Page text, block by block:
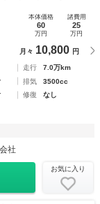
ラー！
本体価格
60
万円
諸費用
25
万円
月々 10,800 円
走行
7.0万km
排気
3500cc
修復
なし
社
お気に入り